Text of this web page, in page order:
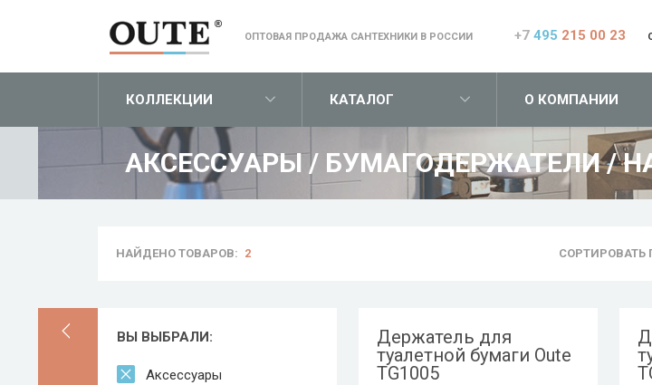
ОПТОВАЯ ПРОДАЖА САНТЕХНИКИ В РОССИИ +7 495 215 00 23
КОЛЛЕКЦИИ КАТАЛОГ О КОМПАНИИ
АКСЕССУАРЫ/ БУМАГОДЕРЖАТЕЛИ/
НАЙДЕНО ТОВАРОВ: 2 СОРТИРОВАТЬ
ВЫ ВЫБРАЛИ:
Аксессуары
Держатель для
туалетной бумаги Oute
TG1005